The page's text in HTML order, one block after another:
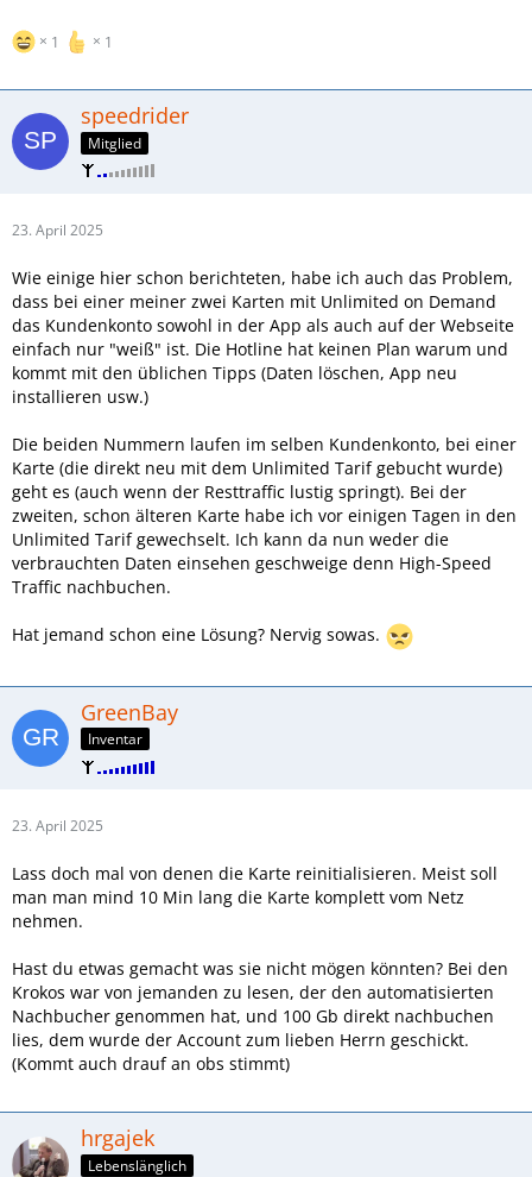
1 1
speedrider
Mitglied
23. April 2025
Wie einige hier schon berichteten, habe ich auch das Problem,
dass bei einer meiner zwei Karten mit Unlimited on Demand
das Kundenkonto sowohl in der App als auch auf der Webseite
einfach nur "weiß" ist. Die Hotline hat keinen Plan warum und
kommt mit den üblichen Tipps (Daten löschen, App neu
installieren usw.)
Die beiden Nummern laufen im selben Kundenkonto, bei einer
Karte (die direkt neu mit dem Unlimited Tarif gebucht wurde)
geht es (auch wenn der Resttraffic lustig springt). Bei der
zweiten, schon älteren Karte habe ich vor einigen Tagen in den
Unlimited Tarif gewechselt. Ich kann da nun weder die
verbrauchten Daten einsehen geschweige denn High-Speed
Traffic nachbuchen.
Hat jemand schon eine Lösung? Nervig sowas.
GreenBay
Inventar
23. April 2025
Lass doch mal von denen die Karte reinitialisieren. Meist soll
man man mind 10 Min lang die Karte komplett vom Netz
nehmen.
Hast du etwas gemacht was sie nicht mögen könnten? Bei den
Krokos war von jemanden zu lesen, der den automatisierten
Nachbucher genommen hat, und 100 Gb direkt nachbuchen
lies, dem wurde der Account zum lieben Herrn geschickt.
(Kommt auch drauf an obs stimmt)
hrgajek
Lebenslänglich